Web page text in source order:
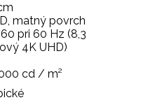
matný povrch
pri 60 Hz (8,3
4K UHD)
cd / m²